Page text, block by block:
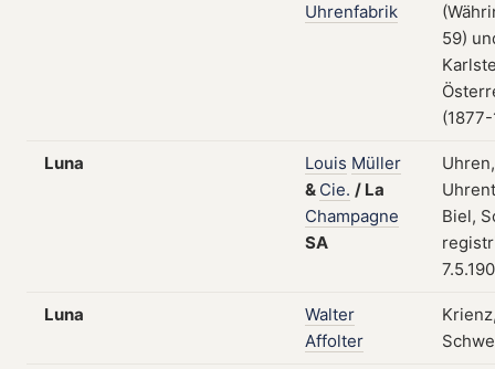
Uhrenfabrik
59)
Luna Louis Müller
& Cie. / La
Champagne
SA
Uhren,
Biel,
Luna
Walter
Affolter